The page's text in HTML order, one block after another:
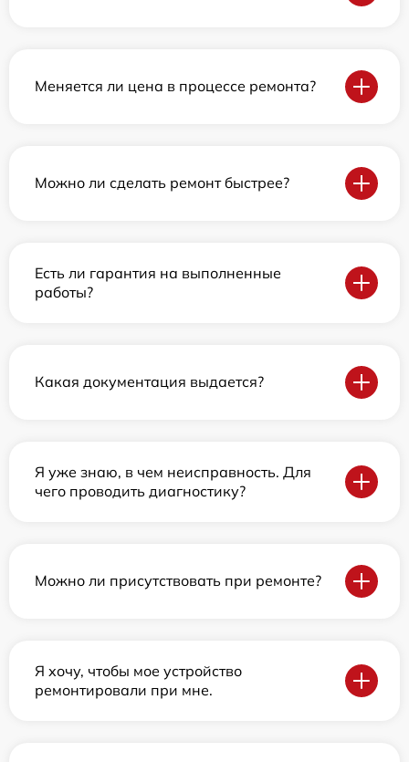
Меняется ли цена в процессе ремонта?
Можно ли сделать ремонт быстрее?
Есть ли гарантия на выполненные
работы?
Какая документация выдается?
Я уже знаю, в чем неисправность. Для
чего проводить диагностику?
Можно ли присутствовать при ремонте?
Я хочу, чтобы мое устройство
ремонтировали при мне.